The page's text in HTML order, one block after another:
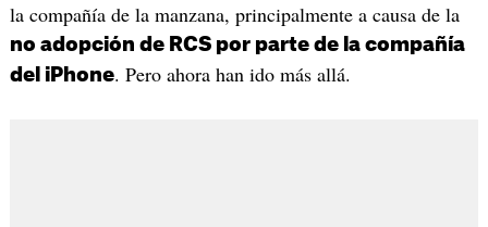
la compañía de la manzana, principalmente a causa de la
no adopción de RCS por parte de la compañía
del iPhone. Pero ahora han ido más allá.